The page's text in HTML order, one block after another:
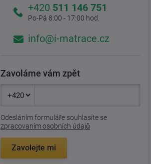
+420 511 146 751
Po-Pá 8:00 - 17:00 hod.
info@i-matrace.cz
Zavoláme vám zpět
Odesláním formuláře souhlasíte se
zpracovaním osobních údajů
Zavolejte mi